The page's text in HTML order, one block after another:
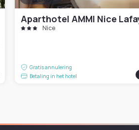
Aparthotel AMMI Nice
Nice
Gratis annulering
Betaling in het hotel